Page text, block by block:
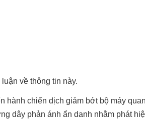
về thông tin này.
hành chiến dịch giảm bớt bộ máy
dây phản ánh ẩn danh nhằm phát